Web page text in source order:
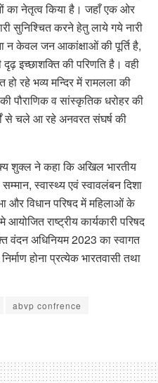
का नेतृत्व किया है। जहाँ एक ओर
सुनिश्चित करने हेतु लाये गये नारी
न केवल जन आकांक्षाओं की पूर्ति है,
इच्छाशक्ति की परिणति है। वही
हो रहे भव्य मन्दिर में रामलला की
की पौराणिक व सांस्कृतिक धरोहर की
से चले आ रहे अनवरत संघर्ष की
शुक्ल ने कहा कि अखिल भारतीय
सम्मान, स्वास्थ्य एवं स्वावलंबन दिशा
और विधान परिषद में महिलाओं के
राष्ट्रीय कार्यकारी परिषद
वंदन अधिनियम 2023 का स्वागत
होना प्रत्येक भारतवासी तथा
abvp confrence